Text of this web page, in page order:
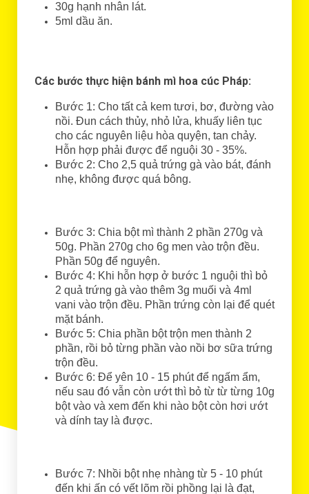
30g hạnh nhân lát.
5ml dầu ăn.
Các bước thực hiện bánh mì hoa cúc Pháp:
Bước 1: Cho tất cả kem tươi, bơ, đường vào
nồi. Đun cách thủy, nhỏ lửa, khuấy liên tục
cho các nguyên liệu hòa quyện, tan chảy.
Hỗn hợp phải được để nguội 30 - 35%.
Bước 2: Cho 2,5 quả trứng gà vào bát, đánh
nhẹ, không được quá bông.
Bước 3: Chia bột mì thành 2 phần 270g và
50g. Phần 270g cho 6g men vào trộn đều.
Phần 50g để nguyên.
Bước 4: Khi hỗn hợp ở bước 1 nguội thì bỏ
2 quả trứng gà vào thêm 3g muối và 4ml
vani vào trộn đều. Phần trứng còn lại để quét
mặt bánh.
Bước 5: Chia phần bột trộn men thành 2
phần, rồi bỏ từng phần vào nồi bơ sữa trứng
trộn đều.
Bước 6: Để yên 10 - 15 phút để ngấm ẩm,
nếu sau đó vẫn còn ướt thì bỏ từ từ từng 10g
bột vào và xem đến khi nào bột còn hơi ướt
và dính tay là được.
Bước 7: Nhồi bột nhẹ nhàng từ 5 - 10 phút
đến khi ấn có vết lõm rồi phồng lại là đạt,